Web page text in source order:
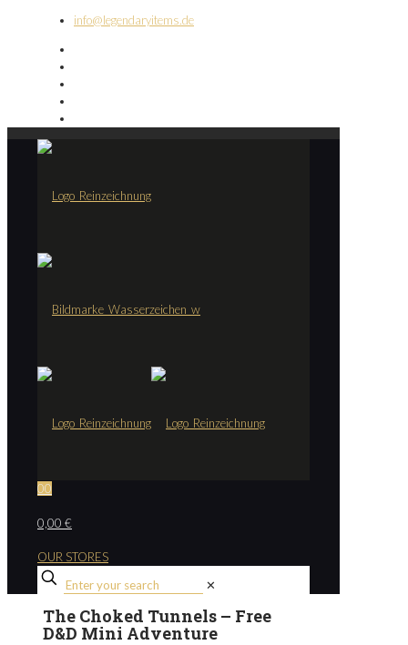
info@legendaryitems.de
00
0,00 €
OUR STORES
✕
The Choked Tunnels – Free
D&D Mini Adventure